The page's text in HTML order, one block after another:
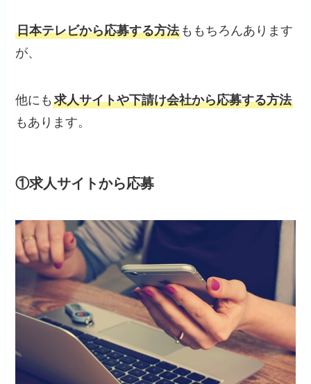
日本テレビから応募する方法 ももちろんあります
が、
他にも求人サイトや下請け会社から応募する方法
もあります。
①求人サイトから応募